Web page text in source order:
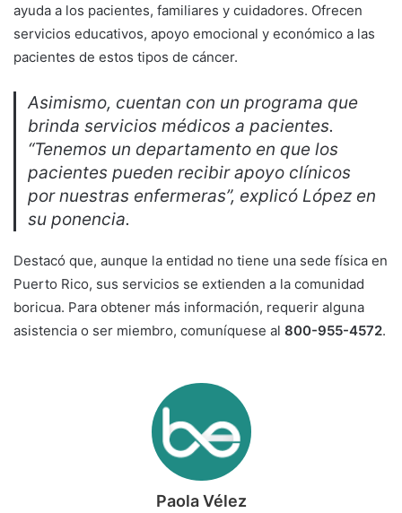
ayuda a los pacientes, familiares y cuidadores. Ofrecen
servicios educativos, apoyo emocional y económico a las
pacientes de estos tipos de cáncer.
Asimismo, cuentan con un programa que
brinda servicios médicos a pacientes.
“Tenemos un departamento en que los
pacientes pueden recibir apoyo clínicos
por nuestras enfermeras”, explicó López en
su ponencia.
Destacó que, aunque la entidad no tiene una sede física en
Puerto Rico, sus servicios se extienden a la comunidad
boricua. Para obtener más información, requerir alguna
asistencia o ser miembro, comuníquese al 800-955-4572.
Paola Vélez